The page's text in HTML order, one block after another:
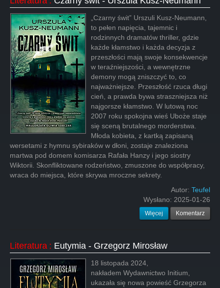
„Czarny świt” Urszuli Kusz-Neumann,
to pełen napięcia, tajemnic i
rodzinnych dramatów thriller, gdzie
każde kłamstwo i każda decyzja z
przeszłości mają swoje konsekwencje
w teraźniejszości, a wewnętrzne
demony mogą zniszczyć to, co
najważniejsze. Przeszłość rzuca długi
cień, a prawda bywa straszniejsza niż
najgorsze kłamstwo. W lutową noc
2007 roku spokojna wieś Uboże staje
się sceną brutalnego morderstwa.
Młoda kobieta, z kartką zapisaną
wersetami z hymnu sybiraków w dłoni, zostaje znaleziona
martwa pod domem komisarza Rafała Hanzy i jego siostry
Wiktorii. Skonfliktowane rodzeństwo, zmuszone do współpracy,
wraca do miejsca, które skrywa mroczne sekrety.
Autor: Teufel
Wysłano: 2025-01-26
Więcej Komentarz
Literatura : Eutymia - Grzegorz Mirosław
18 listopada 2024,
nakładem Wydawnictwo Initium,
ukazała się nowa powieść Grzegorza